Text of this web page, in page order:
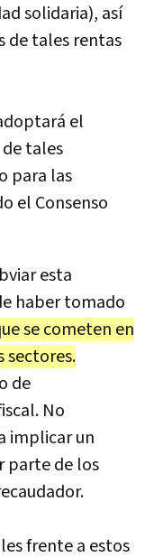
solidaria), así
detales rentas
á el
detales
para las
el Consenso
esta
habertomado
secometen en
sectores.
de
. No
implicarun
partede los
.
frentea estos